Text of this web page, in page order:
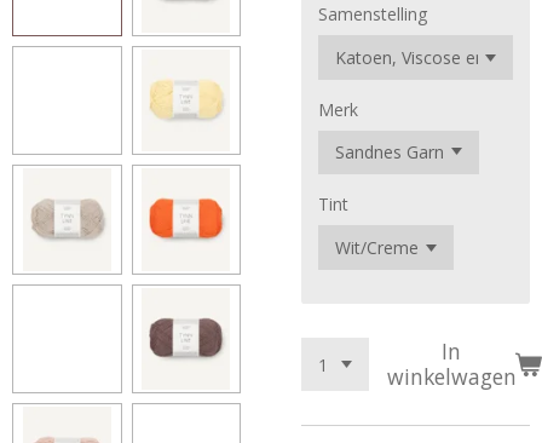
Samenstelling
Merk
Tint
In
winkelwagen